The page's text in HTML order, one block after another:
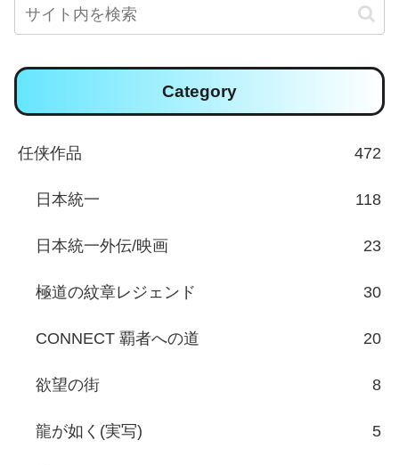
Category
任侠作品 472
日本統一 118
日本統一外伝/映画 23
極道の紋章レジェンド 30
CONNECT 覇者への道 20
欲望の街 8
龍が如く(実写) 5